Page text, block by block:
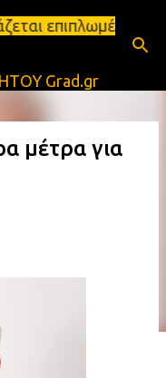
Grad.gr
μέτρα για